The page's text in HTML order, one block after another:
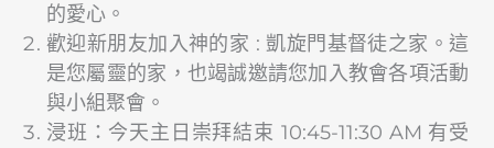
的愛心。
歡迎新朋友加入神的家 : 凱旋門基督徒之家。這
是您屬靈的家，也竭誠邀請您加入教會各項活動
與小組聚會。
浸班：今天主日崇拜結束 10:45-11:30 AM 有受